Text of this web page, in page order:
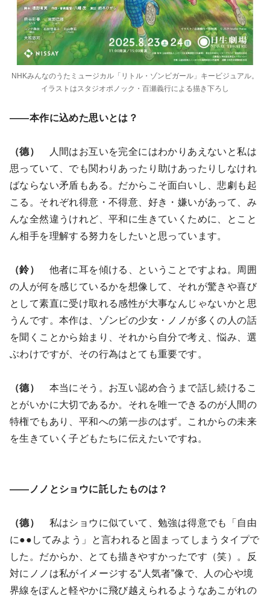
NHKみんなのうたミュージカル「リトル・ゾンビガール」キービジュアル。
イラストはスタジオポノック・百瀬義行による描き下ろし
――本作に込めた思いとは？
（德）
人間はお互いを完全にはわかりあえないと私は
思っていて、でも関わりあったり助けあったりしなけれ
ばならない矛盾もある。だからこそ面白いし、悲劇も起
こる。それぞれ得意・不得意、好き・嫌いがあって、み
んな全然違うけれど、平和に生きていくために、とこと
ん相手を理解する努力をしたいと思っています。
（鈴）
他者に耳を傾ける、ということですよね。周囲
の人が何を感じているかを想像して、それが驚きや喜び
として素直に受け取れる感性が大事なんじゃないかと思
うんです。本作は、ゾンビの少女・ノノが多くの人の話
を聞くことから始まり、それから自分で考え、悩み、選
ぶわけですが、その行為はとても重要です。
（德）
本当にそう。お互い認め合うまで話し続けるこ
とがいかに大切であるか。それを唯一できるのが人間の
特権でもあり、平和への第一歩のはず。これからの未来
を生きていく子どもたちに伝えたいですね。
――ノノとショウに託したものは？
（德）
私はショウに似ていて、勉強は得意でも「自由
に●●してみよう」と言われると固まってしまうタイプで
した。だからか、とても描きやすかったです（笑）。反
対にノノは私がイメージする“人気者”像で、人の心や境
界線をぽんと軽やかに飛び越えられるようなあこがれの